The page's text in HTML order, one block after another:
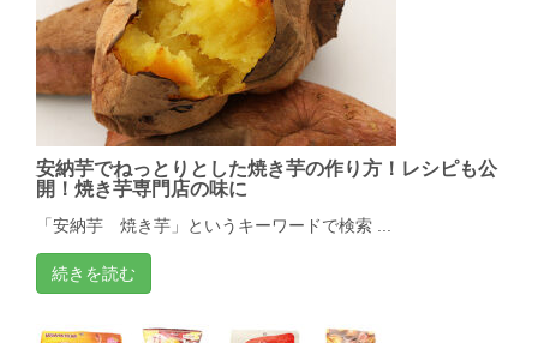
安納芋でねっとりとした焼き芋の作り方！レシピも公
開！焼き芋専門店の味に
「安納芋 焼き芋」というキーワードで検索 ...
続きを読む